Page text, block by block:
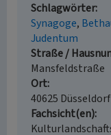
Schlagwörter
Synagoge
Judentum
Straße /
Mansfeldstraße
Ort
40625
Fachsicht(en)